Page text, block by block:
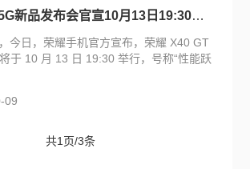
荣耀X40 GT 5G新品发布会官宣10月13日19:30召开
今日，荣耀手机官方宣布，荣耀 X40 GT
于 10 月 13 日 19:30 举行，号称“性能跃
09
共1页/3条